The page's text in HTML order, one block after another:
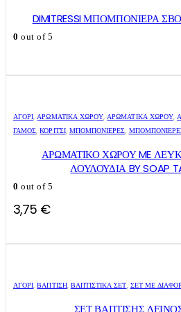
DIMITRESSI ΜΠΟΜΠΟΝΙΕΡΑ
0 out of 5
ΑΓΌΡΙ,ΑΡΩΜΑΤΙΚΆ ΧΏΡΟΥ,ΑΡΩΜΑΤΙΚΆ ΧΏΡΟΥ,
ΓΑΜΟΣ,ΚΟΡΊΤΣΙ, ΜΠΟΜΠΟΝΙΈΡΕΣ,
ΑΡΩΜΑΤΙΚΟ ΧΩΡΟΥ ME
ΛΟΥΛΟΥΔΙΑ BY SOAP
0 out of 5
3,75 €
ΑΓΌΡΙ,ΒΑΠΤΙΣΗ, ΒΑΠΤΙΣΤΙΚΆ ΣΕΤ, ΣΕΤ ΜΕ
ΣΕΤ ΒΑΠΤΙΣΗΣ